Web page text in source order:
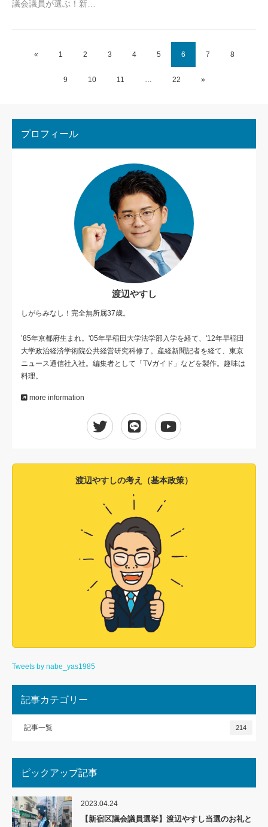
議会議員が選ぶ！新…
« 1 2 3 4 5 6 7 8
9 10 11 … 22 »
プロフィール
渡辺やすし
しがらみなし！完全無所属37歳。
ʼ85年京都府生まれ。'05年早稲田大学法学部入学を経て、'12年早稲田
大学政治経済学術院公共経営研究科修了。産経新聞記者を経て、東京
ニュース通信社入社。編集者として「TVガイド」などを製作。趣味は
料理。
more information
渡辺やすしの考え（基本政策）
Tweets by nabe_yas1985
記事カテゴリー
記事一覧 214
ピックアップ記事
2023.04.24
【新宿区議会議員選挙】渡辺やすし当選のお礼と